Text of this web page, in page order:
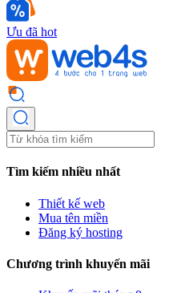
Ưu đã hot
Tìm kiếm nhiều nhất
Thiết kế web
Mua tên miền
Đăng ký hosting
Chương trình khuyến mãi